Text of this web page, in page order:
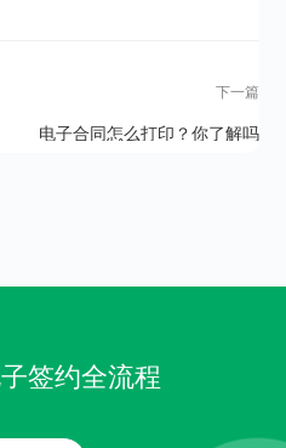
下一篇
电子合同怎么打印？你了解吗
签约全流程